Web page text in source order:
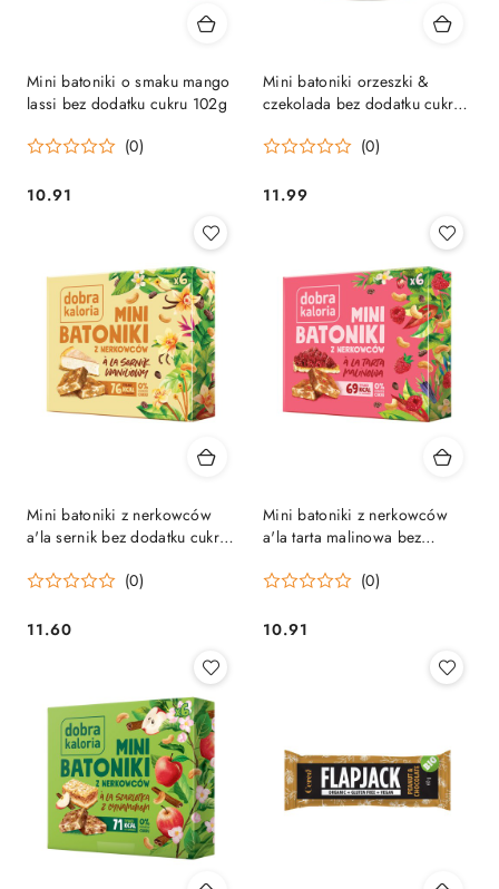
Mini batoniki o smaku mango
lassi bez dodatku cukru 102g
(0)
Cena:
10.91
Mini batoniki orzeszki &
czekolada bez dodatku cukru
(0)
Cena:
11.99
Mini batoniki z nerkowców
a'la sernik bez dodatku cukru
(0)
Cena:
11.60
Mini batoniki z nerkowców
a'la tarta malinowa bez
(0)
Cena:
10.91